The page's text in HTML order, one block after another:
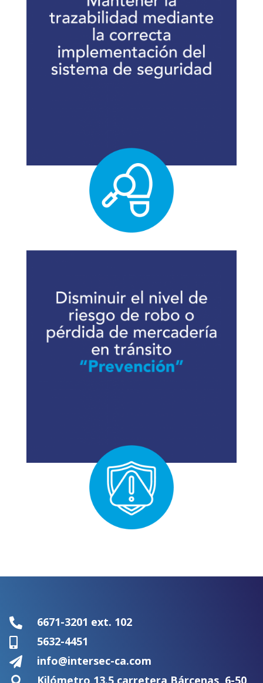
 6671-3201 ext. 102
 5632-4451
 info@intersec-ca.com
Kilómetro 13.5 carretera Bárcenas, 6-50